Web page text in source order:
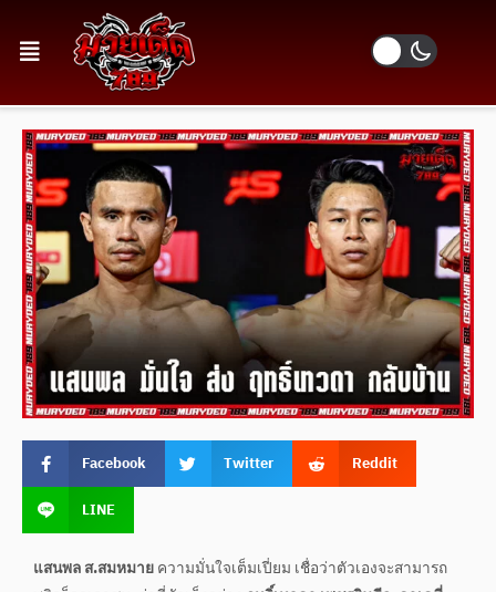
Facebook Twitter
Reddit
LINE
แสนพล ส.สมหมายความมั่นใจเต็มเปี่ยม เชื่อว่าตัวเองจะสามารถ